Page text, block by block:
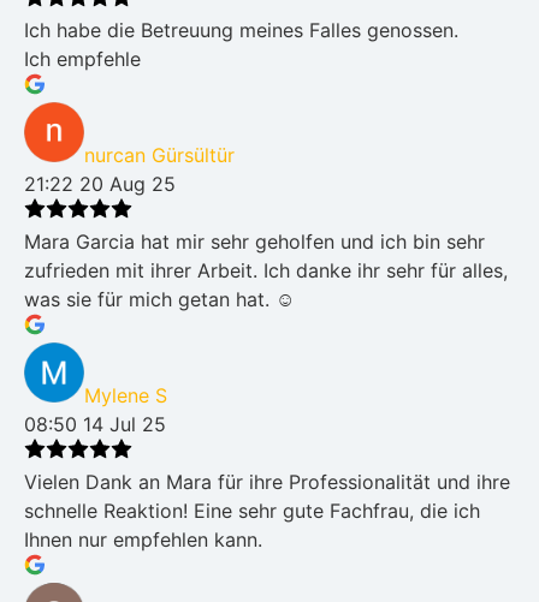
Ich habe die Betreuung meines Falles genossen.
Ich empfehle
nurcan Gürsültür
21:22 20 Aug 25
Mara Garcia hat mir sehr geholfen und ich bin sehr
zufrieden mit ihrer Arbeit. Ich danke ihr sehr für alles,
was sie für mich getan hat. ☺️
Mylene S
08:50 14 Jul 25
Vielen Dank an Mara für ihre Professionalität und ihre
schnelle Reaktion! Eine sehr gute Fachfrau, die ich
Ihnen nur empfehlen kann.